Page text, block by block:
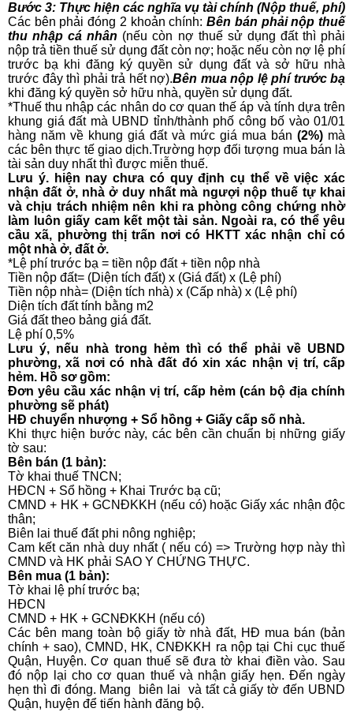
Bước 3: Thực hiện các nghĩa vụ tài chính (Nộp thuế, phí)
Các bên phải đóng 2 khoản chính:Bên bán phải nộp thuế
thu nhập cá nhân (nếu còn nợ thuế sử dụng đất thì phải
nộp trả tiền thuế sử dụng đất còn nợ; hoặc nếu còn nợ lệ phí
trước bạ khi đăng ký quyền sử dụng đất và sở hữu nhà
trước đây thì phải trả hết nợ).Bên mua nộp lệ phí trước bạ
khi đăng ký quyền sở hữu nhà, quyền sử dụng đất.
*Thuế thu nhập các nhân do cơ quan thế áp và tính dựa trên
khung giá đất mà UBND tỉnh/thành phố công bố vào 01/01
hàng năm về khung giá đất và mức giá mua bán (2%) mà
các bên thực tế giao dịch.Trường hợp đối tượng mua bán là
tài sản duy nhất thì được miễn thuế.
Lưu ý. hiện nay chưa có quy định cụ thể về việc xác
nhận đất ở, nhà ở duy nhất mà ngượi nộp thuế tự khai
và chịu trách nhiệm nên khi ra phòng công chứng nhờ
làm luôn giấy cam kết một tài sản. Ngoài ra, có thể yêu
cầu xã, phường thị trấn nơi có HKTT xác nhận chỉ có
một nhà ở, đất ở.
*Lệ phí trước bạ = tiền nộp đất + tiền nộp nhà
Tiền nộp đất= (Diện tích đất) x (Giá đất) x (Lệ phí)
Tiền nộp nhà= (Diện tích nhà) x (Cấp nhà) x (Lệ phí)
Diện tích đất tính bằng m2
Giá đất theo bảng giá đất.
Lệ phí 0,5%
Lưu ý, nếu nhà trong hẻm thì có thể phải về UBND
phường, xã nơi có nhà đất đó xin xác nhận vị trí, cấp
hẻm. Hồ sơ gồm:
Đơn yêu cầu xác nhận vị trí, cấp hẻm (cán bộ địa chính
phường sẽ phát)
HĐ chuyển nhượng + Sổ hồng + Giấy cấp số nhà.
Khi thực hiện bước này, các bên cần chuẩn bị những giấy
tờ sau:
Bên bán (1 bản):
Tờ khai thuế TNCN;
HĐCN + Sổ hồng + Khai Trước bạ cũ;
CMND + HK + GCNĐKKH (nếu có) hoặc Giấy xác nhận độc
thân;
Biên lai thuế đất phi nông nghiệp;
Cam kết căn nhà duy nhất ( nếu có) => Trường hợp này thì
CMND và HK phải SAO Y CHỨNG THỰC.
Bên mua (1 bản):
Tờ khai lệ phí trước bạ;
HĐCN
CMND + HK + GCNĐKKH (nếu có)
Các bên mang toàn bộ giấy tờ nhà đất, HĐ mua bán (bản
chính + sao), CMND, HK, CNĐKKH ra nộp tại Chi cục thuế
Quận, Huyện. Cơ quan thuế sẽ đưa tờ khai điền vào. Sau
đó nộp lại cho cơ quan thuế và nhận giấy hẹn. Đến ngày
hẹn thì đi đóng. Mang biên lai và tất cả giấy tờ đến UBND
Quận, huyện để tiến hành đăng bộ.